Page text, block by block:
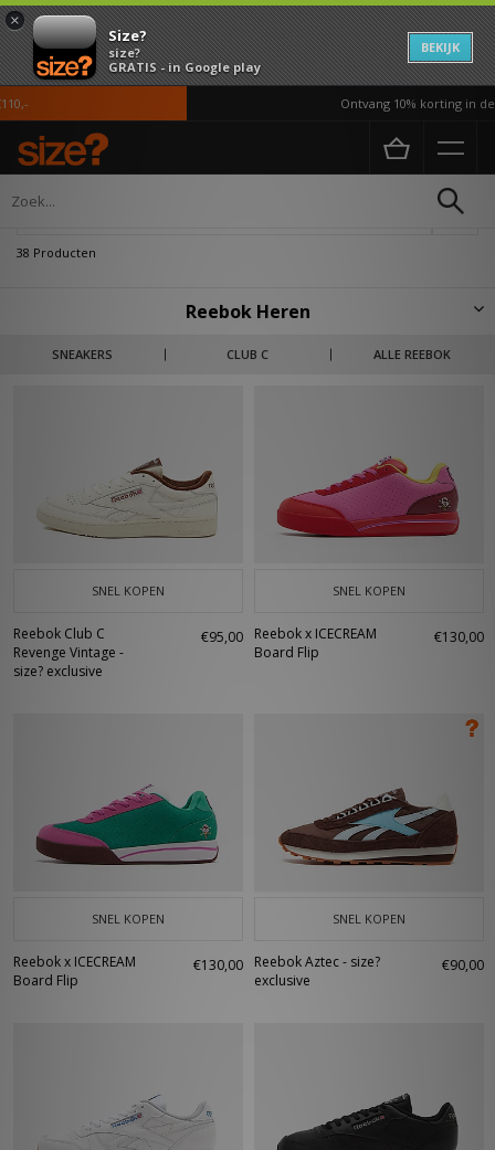
×
Size?
size?
GRATIS - in Google play
BEKIJK
Ontvang 10% korting in de APP*
Home Heren
38 Producten
Reebok Heren
SNEAKERS CLUB C ALLE REEBOK
Duik in de heren size? selectie bestaande uit een ruime portie Reebok
favourites zoals de Club C, Classic en Workout. Ontdek retro inspired
twee zoons van Joseph een dochterbedrijf opgestart met de naam
Reebok en schreven sindsdien geschiedenis. De Newport Classic (NPC)
collectie werd een hit in ‘82 en in ’83 werd de Classic Leather gereleased
die origineel designed was voor hardlopen, maar uiteindelijk werd
omarmt als casual sneaker door de rest van de wereld. Nu een
CrossFit games verder kun je wel stellen dat het merk een fenomeen is
SNEL KOPEN
Reebok Club C
Revenge Vintage -
size? exclusive
€95,00
SNEL KOPEN
Reebok x ICECREAM
Board Flip
€130,00
SNEL KOPEN
Reebok x ICECREAM
Board Flip
€130,00
SNEL KOPEN
Reebok Aztec - size?
exclusive
€90,00